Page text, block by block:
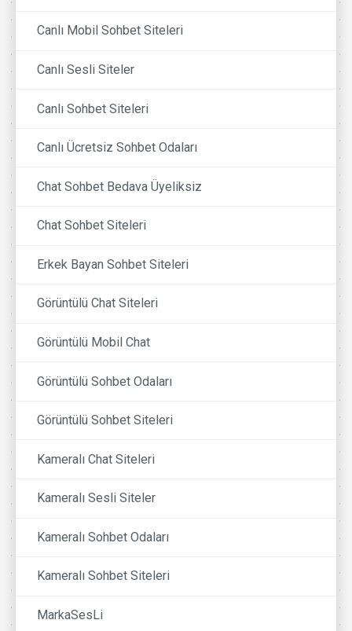
Canlı Mobil Sohbet Siteleri
Canlı Sesli Siteler
Canlı Sohbet Siteleri
Canlı Ücretsiz Sohbet Odaları
Chat Sohbet Bedava Üyeliksiz
Chat Sohbet Siteleri
Erkek Bayan Sohbet Siteleri
Görüntülü Chat Siteleri
Görüntülü Mobil Chat
Görüntülü Sohbet Odaları
Görüntülü Sohbet Siteleri
Kameralı Chat Siteleri
Kameralı Sesli Siteler
Kameralı Sohbet Odaları
Kameralı Sohbet Siteleri
MarkaSesLi